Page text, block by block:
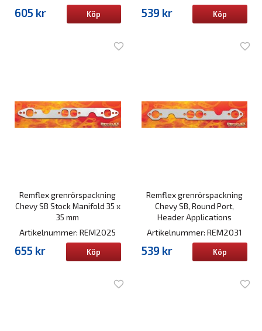
605 kr Köp 539 kr Köp
Remflex grenrörspackning
Chevy SB Stock Manifold 35 x
35 mm
Artikelnummer: REM2025
655 kr Köp
Remflex grenrörspackning
Chevy SB, Round Port,
Header Applications
Artikelnummer: REM2031
539 kr Köp